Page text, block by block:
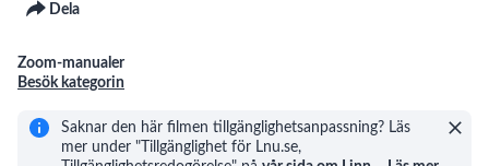
Dela
Zoom-manualer
Besök kategorin
Saknar den här filmen tillgänglighetsanpassning? Läs
mer under "Tillgänglighet för Lnu.se,